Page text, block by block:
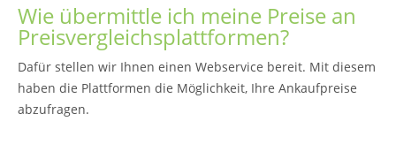
Wie übermittle ich meine Preise an
Preisvergleichsplattformen?
Dafür stellen wir Ihnen einen Webservice bereit. Mit diesem
haben die Plattformen die Möglichkeit, Ihre Ankaufpreise
abzufragen.